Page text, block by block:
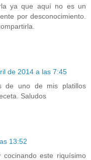
ya que aquí no es un
por desconocimiento.
de 2014 a las 7:45
de uno de mis platillos
Saludos
13:52
este riquísimo